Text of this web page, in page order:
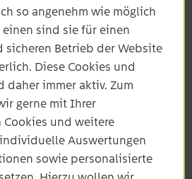
so angenehm wie möglich
einen sind sie für einen
sicheren Betrieb der Website
Diese Cookies und
daher immer aktiv. Zum
gerne mit Ihrer
Cookies und weitere
Auswertungen
sowie personalisierte
Hierzu wollen wir